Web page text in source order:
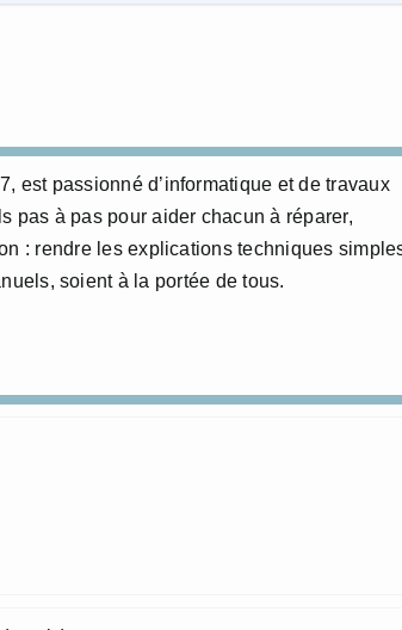
est passionné d’informatique et de travaux
pas à pas pour aider chacun à réparer,
: rendre les explications techniques
soient à la portée de tous.